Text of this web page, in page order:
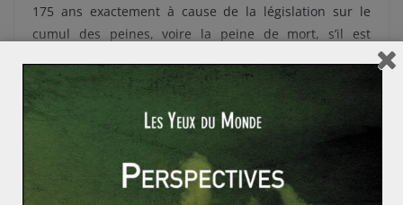
175 ans exactement à cause de la législation sur le
cumul des peines, voire la peine de mort, s’il est
pour viol et agression sexuelle en Suède seront
prescrits en août 2020 en Suède et l’extradition devient
urgente pour qu’il y ait un procès.
Son audience d’extradition vers les États-Unis a été
fixée à février 2020 après avoir été reportée en raison